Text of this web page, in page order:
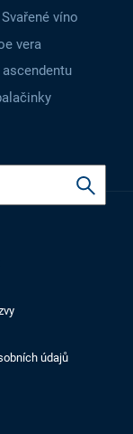
Svařené víno
vera
údajů